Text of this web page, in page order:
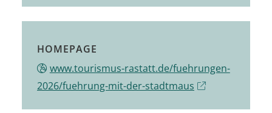
HOMEPAGE
www.tourismus-rastatt.de/fuehrungen-
2026/fuehrung-mit-der-stadtmaus